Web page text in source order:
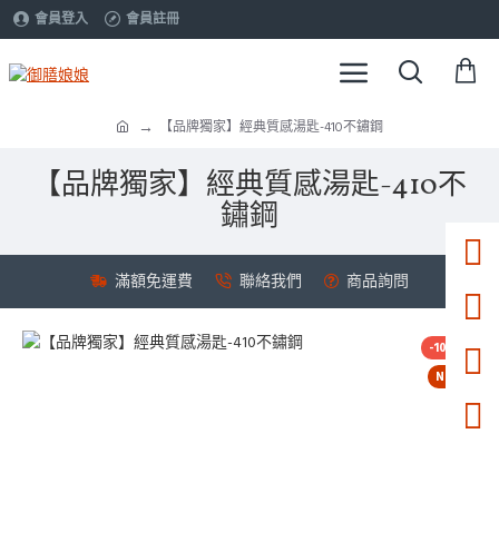
會員登入 會員註冊
【品牌獨家】經典質感湯匙-410不鏽鋼
【品牌獨家】經典質感湯匙-410不
鏽鋼
滿額免運費 聯絡我們 商品詢問
NEW
-10 %